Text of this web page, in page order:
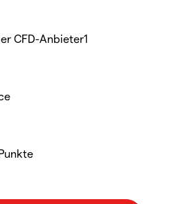
CFD-Anbieter1